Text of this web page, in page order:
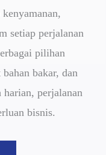
setiap perjalanan
pilihan
bakar, dan
perjalanan
bisnis.